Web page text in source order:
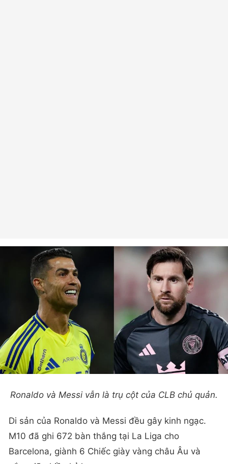
Ronaldo và Messi vẫn là trụ cột của CLB chủ quản.
Di sản của Ronaldo và Messi đều gây kinh ngạc.
M10 đã ghi 672 bàn thắng tại La Liga cho
Barcelona, giành 6 Chiếc giày vàng châu Âu và